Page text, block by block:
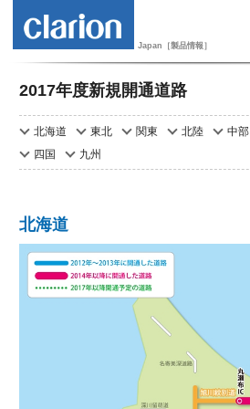
Japan［製品情報］
2017年度新規開通道路
北海道 東北 関東 北陸 中部
四国
九州
北海道